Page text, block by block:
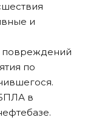
и
повреждений
по
в
.